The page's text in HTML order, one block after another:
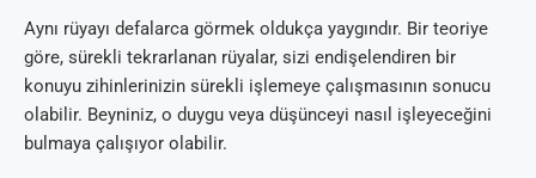
Aynı rüyayı defalarca görmek oldukça yaygındır. Bir teoriye
göre, sürekli tekrarlanan rüyalar, sizi endişelendiren bir
konuyu zihinlerinizin sürekli işlemeye çalışmasının sonucu
olabilir. Beyniniz, o duygu veya düşünceyi nasıl işleyeceğini
bulmaya çalışıyor olabilir.